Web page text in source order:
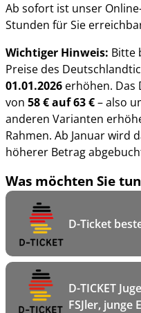
Ab sofort ist unser
Stunden für Sie
Wichtiger Hinweis: Bitte
Preise des
01.01.2026 erhöhen. Das
von 58 € auf 63 €– also
anderen Varianten
Rahmen. Ab Januar wird
höherer Betrag
Was möchten Sie
D-Ticket
D-TICKET
FSJler, junge